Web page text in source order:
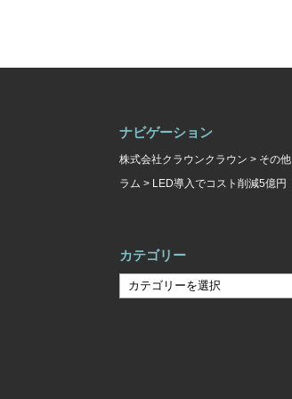
ナビゲーション
株式会社クラウンクラウン > その他
ラム > LED導入でコスト削減5億円
カテゴリー
カ